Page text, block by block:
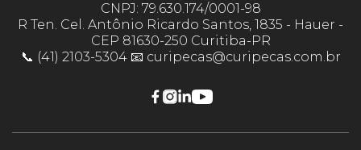
CNPJ: 79.630.174/0001-98
R Ten. Cel. Antônio Ricardo Santos, 1835 - Hauer -
CEP 81630-250 Curitiba-PR
📞 (41) 2103-5304 📧 curipecas@curipecas.com.br